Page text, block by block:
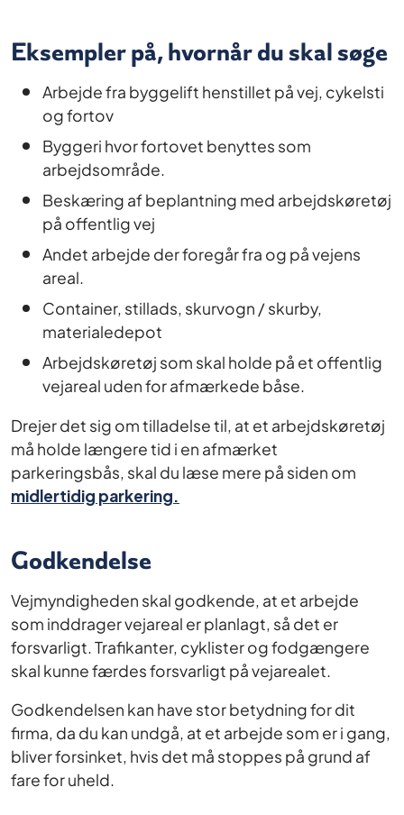
Eksempler på, hvornår du skal søge
Arbejde fra byggelift henstillet på vej, cykelsti
og fortov
Byggeri hvor fortovet benyttes som
arbejdsområde.
Beskæring af beplantning med arbejdskøretøj
på offentlig vej
Andet arbejde der foregår fra og på vejens
areal.
Container, stillads, skurvogn / skurby,
materialedepot
Arbejdskøretøj som skal holde på et offentlig
vejareal uden for afmærkede båse.
Drejer det sig om tilladelse til, at et arbejdskøretøj
må holde længere tid i en afmærket
parkeringsbås, skal du læse mere på siden om
midlertidig parkering.
Godkendelse
Vejmyndigheden skal godkende, at et arbejde
som inddrager vejareal er planlagt, så det er
forsvarligt. Trafikanter, cyklister og fodgængere
skal kunne færdes forsvarligt på vejarealet.
Godkendelsen kan have stor betydning for dit
firma, da du kan undgå, at et arbejde som er i gang,
bliver forsinket, hvis det må stoppes på grund af
fare for uheld.